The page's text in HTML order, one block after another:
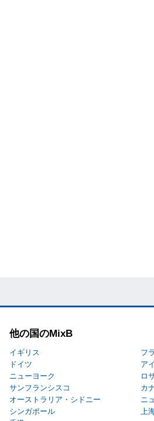
他の国のMixB
イギリス
フ
ドイツ
ア
ニューヨーク
ロ
サンフランシスコ
カ
オーストラリア・シドニー
ニ
シンガポール
上